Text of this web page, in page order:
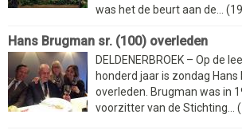
was het de beurt aan de...
Hans Brugman sr. (100) overleden
DELDENERBROEK – Op de
honderd jaar is zondag Hans
overleden. Brugman was in
voorzitter van de Stichting...